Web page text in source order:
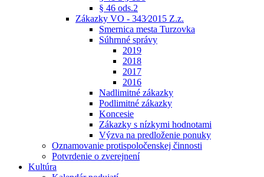
§ 46 ods.2
Zákazky VO - 343⁄2015 Z.z.
Smernica mesta Turzovka
Súhrnné správy
2019
2018
2017
2016
Nadlimitné zákazky
Podlimitné zákazky
Koncesie
Zákazky s nízkymi hodnotami
Výzva na predloženie ponuky
Oznamovanie protispoločenskej činnosti
Potvrdenie o zverejnení
Kultúra